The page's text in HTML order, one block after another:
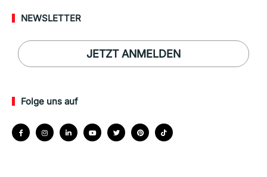
NEWSLETTER
JETZT ANMELDEN
Folge uns auf